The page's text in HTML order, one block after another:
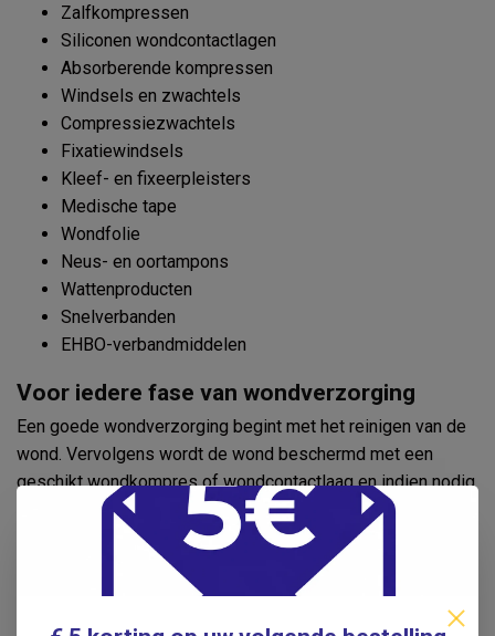
Zalfkompressen
Siliconen wondcontactlagen
Absorberende kompressen
Windsels en zwachtels
Compressiezwachtels
Fixatiewindsels
Kleef- en fixeerpleisters
Medische tape
Wondfolie
Neus- en oortampons
Wattenproducten
Snelverbanden
EHBO-verbandmiddelen
Voor iedere fase van wondverzorging
Een goede wondverzorging begint met het reinigen van de
wond. Vervolgens wordt de wond beschermd met een
geschikt wondkompres of wondcontactlaag en indien nodig
gefixeerd met een windsel, zwachtel of fixatiepleister.
Afhankelijk van het type wond kiest u voor een absorberend
kompres, een siliconen wondcontactlaag, een zalfkompres
of een standaard gaaskompres.